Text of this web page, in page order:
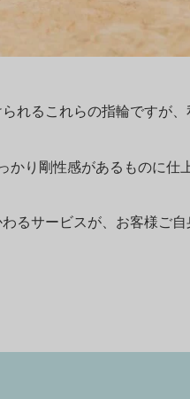
れるこれらの指輪ですが
り剛性感があるものに
るサービスが、お客様ご